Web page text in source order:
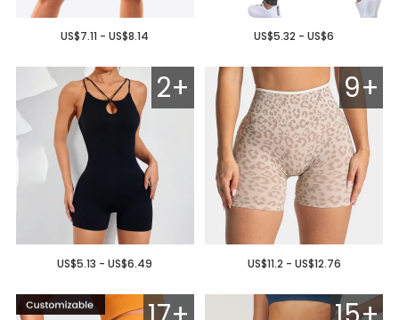
US$5.32 - US$6
US$7.11 - US$8.14
9+
US$11.2 - US$12.76
2+
US$5.13 - US$6.49